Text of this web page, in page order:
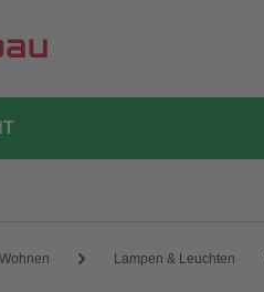
Wohnen Lampen & Leuchten